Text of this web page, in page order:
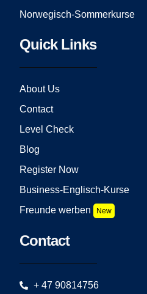
Norwegisch-Sommerkurse
Quick Links
About Us
Contact
Level Check
Blog
Register Now
Business-Englisch-Kurse
Freunde werben
New
Contact
+ 47 90814756